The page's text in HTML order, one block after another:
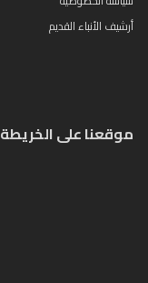
أرشيف الأنباء القديم
موقعنا على الخريطة